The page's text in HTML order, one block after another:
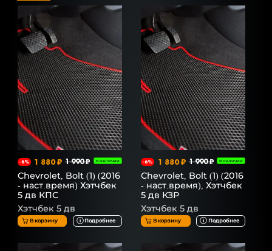
-6% 1 880 ₽ 1 990 ₽ В НАЛИЧИИ
Chevrolet, Bolt (1) (2016
- наст.время) Хэтчбек
5 дв КПС
Хэтчбек 5 дв
В корзину Подробнее
-6% 1 880 ₽ 1 990 ₽ В НАЛИЧИИ
Chevrolet, Bolt (1) (2016
- наст.время), Хэтчбек
5 дв КЗР
Хэтчбек 5 дв
В корзину Подробнее